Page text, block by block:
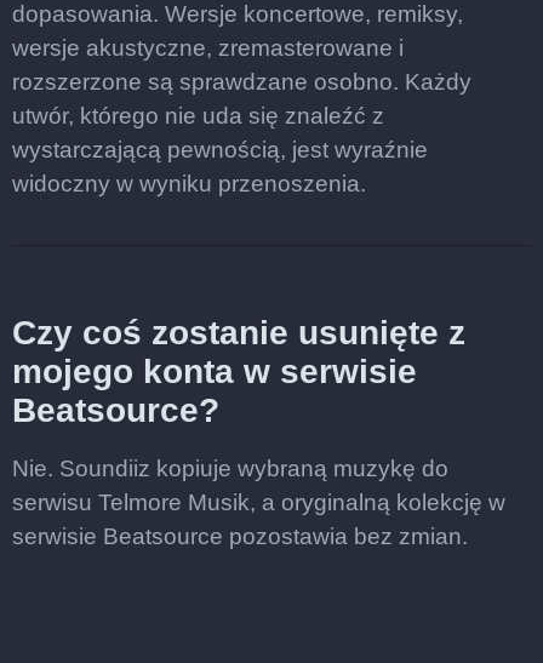
dopasowania. Wersje koncertowe, remiksy,
wersje akustyczne, zremasterowane i
rozszerzone są sprawdzane osobno. Każdy
utwór, którego nie uda się znaleźć z
wystarczającą pewnością, jest wyraźnie
widoczny w wyniku przenoszenia.
Czy coś zostanie usunięte z
mojego konta w serwisie
Beatsource?
Nie. Soundiiz kopiuje wybraną muzykę do
serwisu Telmore Musik, a oryginalną kolekcję w
serwisie Beatsource pozostawia bez zmian.